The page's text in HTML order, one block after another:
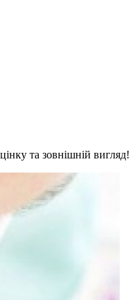
та зовнішній вигляд!